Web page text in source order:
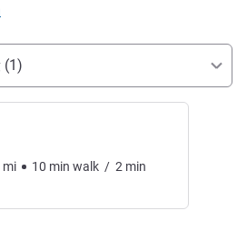
(1)
mi 10 min walk / 2 min